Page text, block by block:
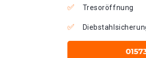
Tresoröffnung